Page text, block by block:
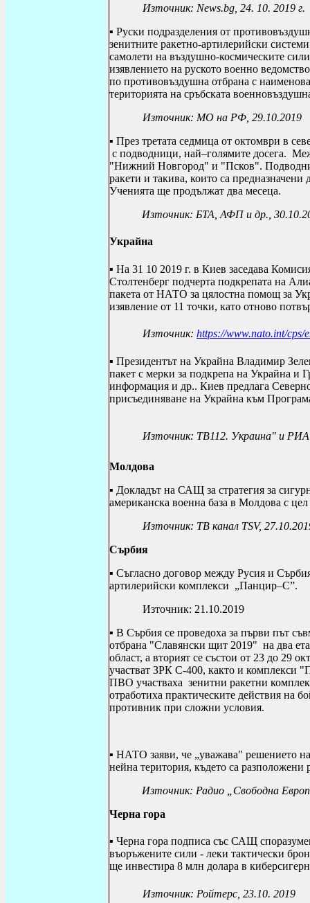
Източник: News.bg , 24. 10. 2019 г.
▪ Руски подразделения от
зенитните ракетно-артилерийски
самолети на въздушно-космическите
изявлението на руското военно
по противовъздушна отбрана с
територията на сръбската
Източник: МО на РФ, 29.10.2019
▪ През третата седмица от октомври в
с подводници, най–голямите досега.
"Нижний Новгород" и "Псков".
ракети и такива, които са
Ученията ще продължат два месеца.
Източник: БТА, АФП и др.,
Украйна
▪ На 31 10 2019 г. в Киев заседава
Столтенберг подчерта подкрепата на
пакета от НАТО за цялостна помощ за
изявление от 11 точки, като отново
Източник: https://www.nato.int/cps/
▪ Президентът на Украйна Владимир
пакет с мерки за подкрепа на Украйна и
информация и др.. Киев предлага
присъединяване на Украйна към
Източник: ТВ112. Украина" и
Молдова
▪ Докладът на САЩ за стратегия за
американска военна база в Молдова с
Източник: ТВ канал TSV, 27
Сърбия
▪ Съгласно договор между Русия и
артилерийски комплекси „Панцир–С”.
Източник: 21.10.2019
▪ В Сърбия се проведоха за първи път
отбрана "Славянски щит 2019" на два
област, а вторият се състои от 23 до 29
участват ЗРК С-400, както и комплекси
ПВО участваха зенитни ракетни
отработиха практическите действия на
противник при сложни условия.
▪ НАТО заяви, че „уважава" решението
нейна територия, където са
Източник: Радио „Свободна
Черна гора
▪ Черна гора подписа със САЩ
въоръжените сили - леки тактически
ще инвестира 8 млн долара в
Източник: Ройтерс, 23.10. 2019